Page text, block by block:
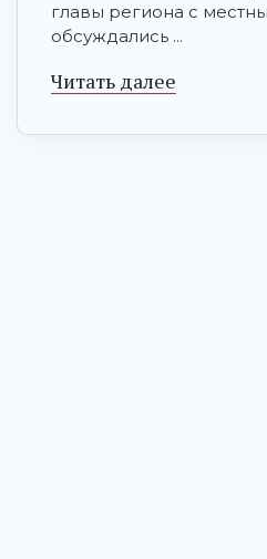
главы региона с
обсуждались ...
Читать далее